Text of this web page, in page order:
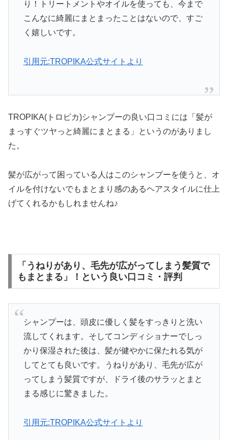
り！トリートメントやオイルを使っても、今まで
こんなに綺麗にまとまったことはないので、すご
く嬉しいです。
引用元:TROPIKA公式サイトより
TROPIKA(トロピカ)シャンプーの良い口コミには「髪が
まっすぐツヤっと綺麗にまとまる」というのがありまし
た。
髪が広がって困っている人はこのシャンプーを使うと、オ
イルを付けないでもまとまり感のあるヘアスタイルに仕上
げてくれるかもしれませんね♪
「うねりがあり、毛先が広がってしまう髪質で
もまとまる」！という良い口コミ・評判
シャンプーは、頭皮に優しく髪をすっきりと洗い
流してくれます。そしてコンディショナーでしっ
かり保湿された後は、髪が健やかに保たれる気が
してとても良いです。うねりがあり、毛先が広が
ってしまう髪質ですが、ドライ後のサラッとまと
まる感じに驚きました。
引用元:TROPIKA公式サイトより